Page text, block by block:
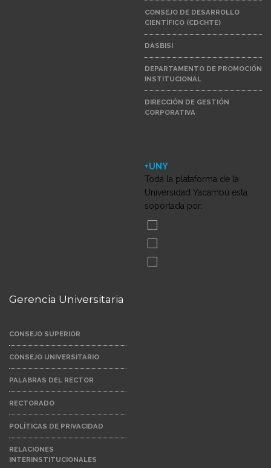
CONSEJO DE DESARROLLO
CIENTÍFICO (CDCHTE)
DASBISI
DEPARTAMENTO DE PROMOCIÓN
INSTITUCIONAL
DIRECCIÓN DE GESTIÓN
CORPORATIVA
+UNY
Toda la plataforma de la
Universidad Yacambú esta
soportada por:
Gerencia Universitaria
CONSEJO SUPERIOR
CONSEJO UNIVERSITARIO
PALABRAS DEL RECTOR
RECTORADO
POLÍTICAS DE PRIVACIDAD
RELACIONES
INTERINSTITUCIONALES